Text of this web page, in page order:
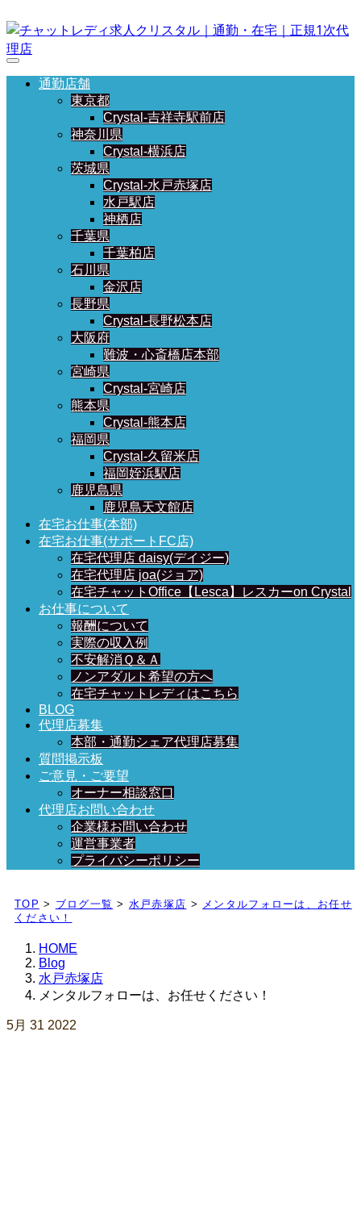
通勤店舗
東京都
Crystal-吉祥寺駅前店
神奈川県
Crystal-横浜店
茨城県
Crystal-水戸赤塚店
水戸駅店
神栖店
千葉県
千葉柏店
石川県
金沢店
長野県
Crystal-長野松本店
大阪府
難波・心斎橋店本部
宮崎県
Crystal-宮崎店
熊本県
Crystal-熊本店
福岡県
Crystal-久留米店
福岡姪浜駅店
鹿児島県
鹿児島天文館店
在宅お仕事(本部)
在宅お仕事(サポートFC店)
在宅代理店 daisy(デイジー)
在宅代理店 joa(ジョア)
在宅チャットOffice【Lesca】レスカーon Crystal
お仕事について
報酬について
実際の収入例
不安解消Ｑ＆Ａ
ノンアダルト希望の方へ
在宅チャットレディはこちら
BLOG
代理店募集
本部・通勤シェア代理店募集
質問掲示板
ご意見・ご要望
オーナー相談窓口
代理店お問い合わせ
企業様お問い合わせ
運営事業者
プライバシーポリシー
日々、ブログを更新中！
TOP > ブログ一覧 > 水戸赤塚店 > メンタルフォローは、お任せ
ください！
HOME
Blog
水戸赤塚店
メンタルフォローは、お任せください！
5月 31 2022